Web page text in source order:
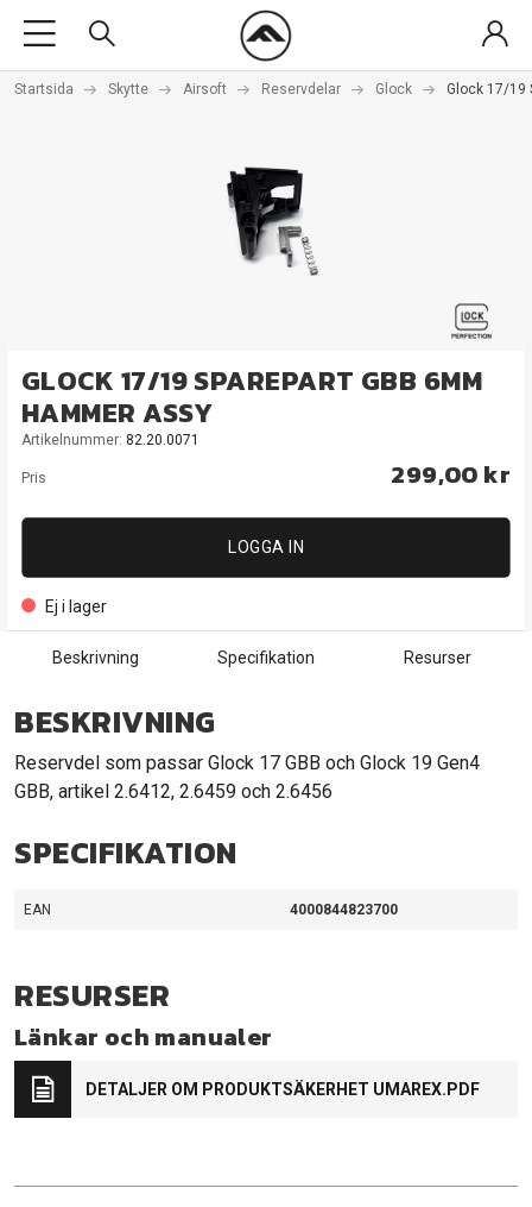
Startsida Skytte Airsoft Reservdelar Glock Glock 17/19
GLOCK 17/19 SPAREPART GBB 6MM
HAMMER ASSY
Artikelnummer: 82.20.0071
Pris 299,00 kr
LOGGA IN
Ej i lager
Beskrivning Specifikation Resurser
BESKRIVNING
Reservdel som passar Glock 17 GBB och Glock 19 Gen4
GBB, artikel 2.6412, 2.6459 och 2.6456
SPECIFIKATION
EAN 4000844823700
RESURSER
Länkar och manualer
DETALJER OM PRODUKTSÄKERHET UMAREX.PDF